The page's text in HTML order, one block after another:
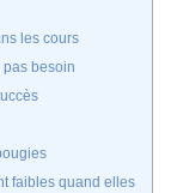
les cours
pas besoin
faibles quand elles